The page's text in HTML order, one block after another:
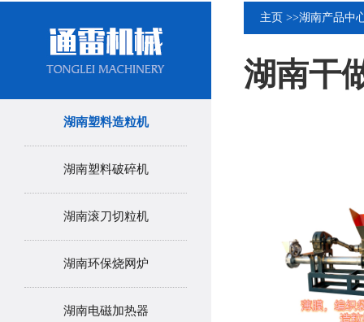
湖南塑料造粒机
湖南塑料破碎机
湖南滚刀切粒机
湖南环保烧网炉
湖南电磁加热器
主页 >>湖南产品中
湖南干